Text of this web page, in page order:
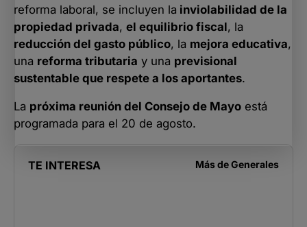
reforma laboral, se incluyen la inviolabilidad de la
propiedad privada, el equilibrio fiscal, la
reducción del gasto público, la mejora educativa,
una reforma tributaria y una previsional
sustentable que respete a los aportantes.
La próxima reunión del Consejo de Mayo está
programada para el 20 de agosto.
TE INTERESA Más deGenerales